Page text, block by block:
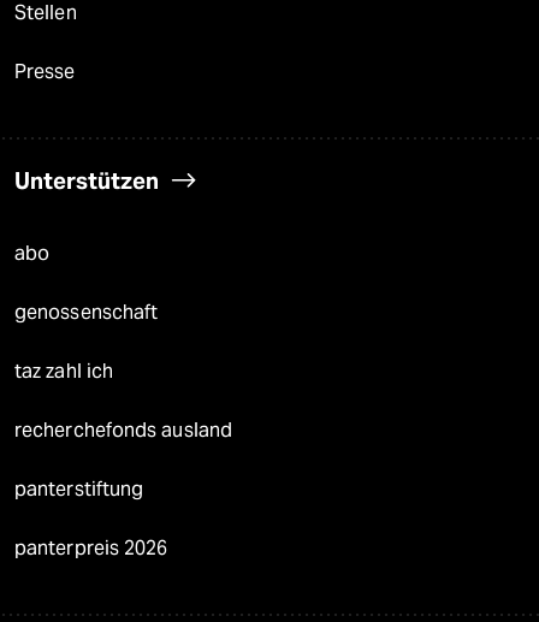
Stellen
Presse
Unterstützen
abo
genossenschaft
taz zahl ich
recherchefonds ausland
panterstiftung
panterpreis 2026